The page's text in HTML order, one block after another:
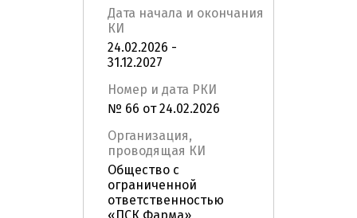
Дата начала и окончания
КИ
24.02.2026 -
31.12.2027
Номер и дата РКИ
№ 66 от 24.02.2026
Организация,
проводящая КИ
Общество с
ограниченной
ответственностью